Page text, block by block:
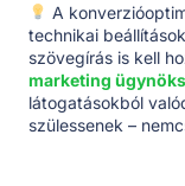
A
technikai
szövegírás is kell
marketing
látogatásokból
szülessenek –